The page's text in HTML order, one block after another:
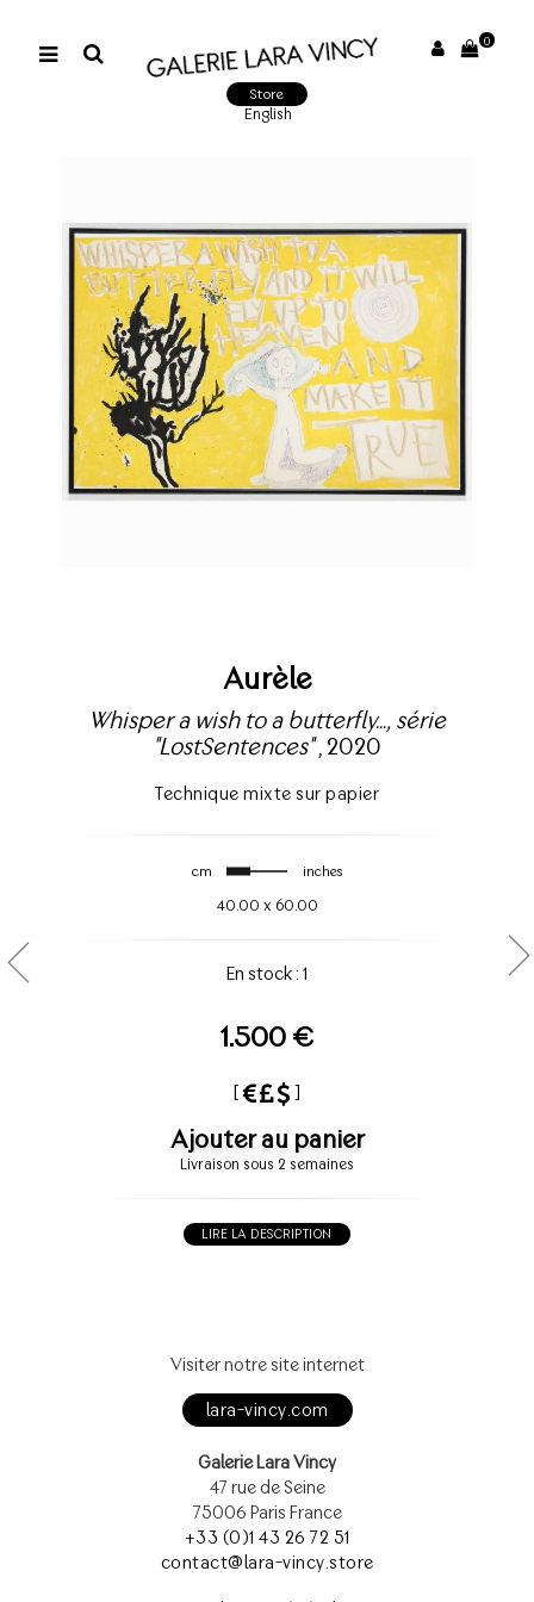
0
Store
English
Aurèle
Whisper a wish to a butterfly..., série
"LostSentences", 2020
Technique mixte sur papier
cm inches
40.00 x 60.00
En stock : 1
1.500 €
[ ]
Ajouter au panier
Livraison sous 2 semaines
LIRE LA DESCRIPTION
Visiter notre site internet
lara-vincy.com
Galerie Lara Vincy
47 rue de Seine
75006 Paris France
+33 (0)1 43 26 72 51
contact@lara-vincy.store